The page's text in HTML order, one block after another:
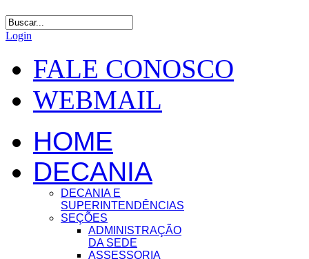
Login
FALE CONOSCO
WEBMAIL
HOME
DECANIA
DECANIA E
SUPERINTENDÊNCIAS
SEÇÕES
ADMINISTRAÇÃO
DA SEDE
ASSESSORIA